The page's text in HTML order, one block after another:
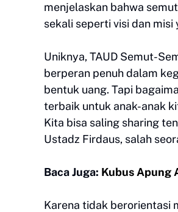
menjelaskan bahwa
sekali seperti visi dan
Uniknya, TAUD Semut-
berperan penuh dalam
bentuk uang. Tapi
terbaik untuk anak-anak
Kita bisa saling sharing
Ustadz Firdaus, salah
Baca Juga: Kubus Apung
Karena tidak berorientasi